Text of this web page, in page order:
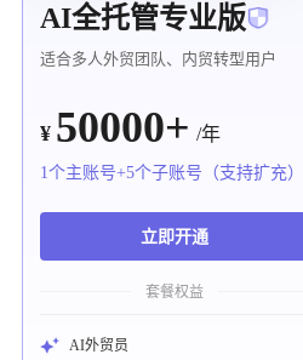
AI全托管专业版
适合多人外贸团队、内贸转型用户
¥ 50000+ /年
1个主账号+5个子账号（支持扩充）
立即开通
套餐权益
AI外贸员